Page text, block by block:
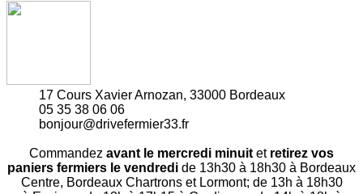
17 Cours Xavier Arnozan, 33000 Bordeaux
05 35 38 06 06
bonjour@drivefermier33.fr
Commandez avant le mercredi minuit et retirez vos
paniers fermiers le vendredi de 13h30 à 18h30 à Bordeaux
Centre, Bordeaux Chartrons et Lormont; de 13h à 18h30